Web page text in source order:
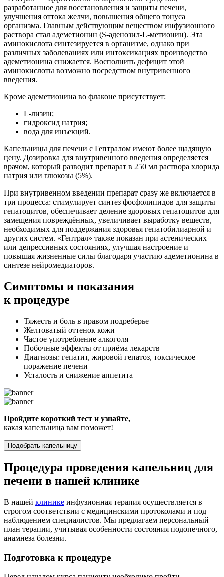
разработанное для восстановления и защиты печени,
улучшения оттока желчи, повышения общего тонуса
организма. Главным действующим веществом инфузионного
раствора стал адеметионин (S-аденозил-L-метионин). Эта
аминокислота синтезируется в организме, однако при
различных заболеваниях или интоксикациях производство
адеметионина снижается. Восполнить дефицит этой
аминокислоты возможно посредством внутривенного
введения.
Кроме адеметионина во флаконе присутствует:
L-лизин;
гидроксид натрия;
вода для инъекций.
Капельницы для печени с Гептралом имеют более щадящую
цену. Дозировка для внутривенного введения определяется
врачом, который разводит препарат в 250 мл раствора хлорида
натрия или глюкозы (5%).
При внутривенном введении препарат сразу же включается в
три процесса: стимулирует синтез фосфолипидов для защиты
гепатоцитов, обеспечивает деление здоровых гепатоцитов для
замещения повреждённых, увеличивает выработку веществ,
необходимых для поддержания здоровья гепатобилиарной и
других систем. «Гептрал» также показан при астенических
или депрессивных состояниях, улучшая настроение и
повышая жизненные силы благодаря участию адеметионина в
синтезе нейромедиаторов.
Симптомы и показания
к процедуре
Тяжесть и боль в правом подреберье
Желтоватый оттенок кожи
Частое употребление алкоголя
Побочные эффекты от приёма лекарств
Диагнозы: гепатит, жировой гепатоз, токсическое
поражение печени
Усталость и снижение аппетита
Пройдите короткий тест и узнайте,
какая капельница вам поможет!
Подобрать капельницу
Процедура проведения капельниц для
печени в нашей клинике
В нашей клинике инфузионная терапия осуществляется в
строгом соответствии с медицинскими протоколами и под
наблюдением специалистов. Мы предлагаем персональный
план терапии, учитывая особенности состояния подопечного,
анамнеза болезни.
Подготовка к процедуре